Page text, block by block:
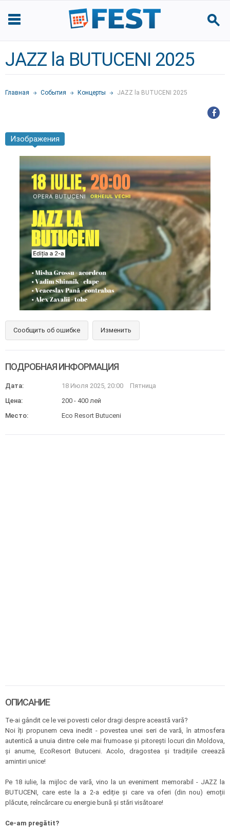
JAZZ la BUTUCENI 2025
Главная События Концерты JAZZ la BUTUCENI 2025
Изображения
Сообщить об ошибке Изменить
ПОДРОБНАЯ ИНФОРМАЦИЯ
Дата: 18 Июля 2025, 20:00
Пятница
Цена:
200 - 400 лей
Место:
Eco Resort Butuceni
ОПИСАНИЕ
Te-ai gândit ce le vei povesti celor dragi despre această vară?
Noi îți propunem ceva inedit - povestea unei seri de vară, în atmosfera
autentică a unuia dintre cele mai frumoase și pitorești locuri din Moldova,
și anume, EcoResort Butuceni. Acolo, dragostea și tradițiile creează
amintiri unice!
Pe 18 iulie, la mijloc de vară, vino la un eveniment memorabil - JAZZ la
BUTUCENI, care este la a 2-a ediție și care va oferi (din nou) emoții
plăcute, reîncărcare cu energie bună și stări visătoare!
Ce-am pregătit?